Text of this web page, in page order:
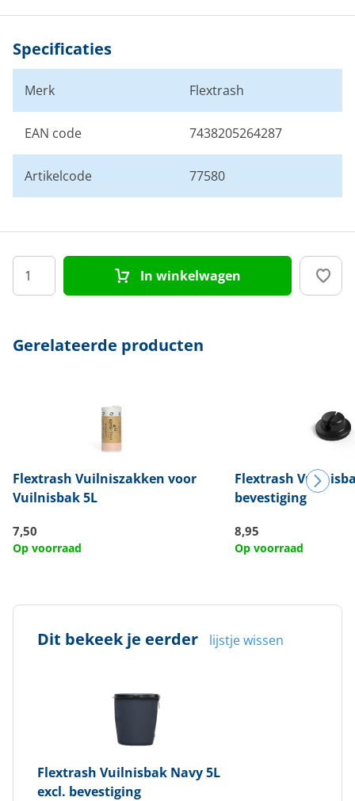
Specificaties
Merk Flextrash
EAN code 7438205264287
Artikelcode 77580
In winkelwagen
Gerelateerde producten
Flextrash Vuilniszakken voor
Vuilnisbak 5L
7,50
Op voorraad
Flextrash
bevestiging
8,95
Op voorraad
Dit bekeek je eerder lijstje wissen
Flextrash Vuilnisbak Navy 5L
excl. bevestiging